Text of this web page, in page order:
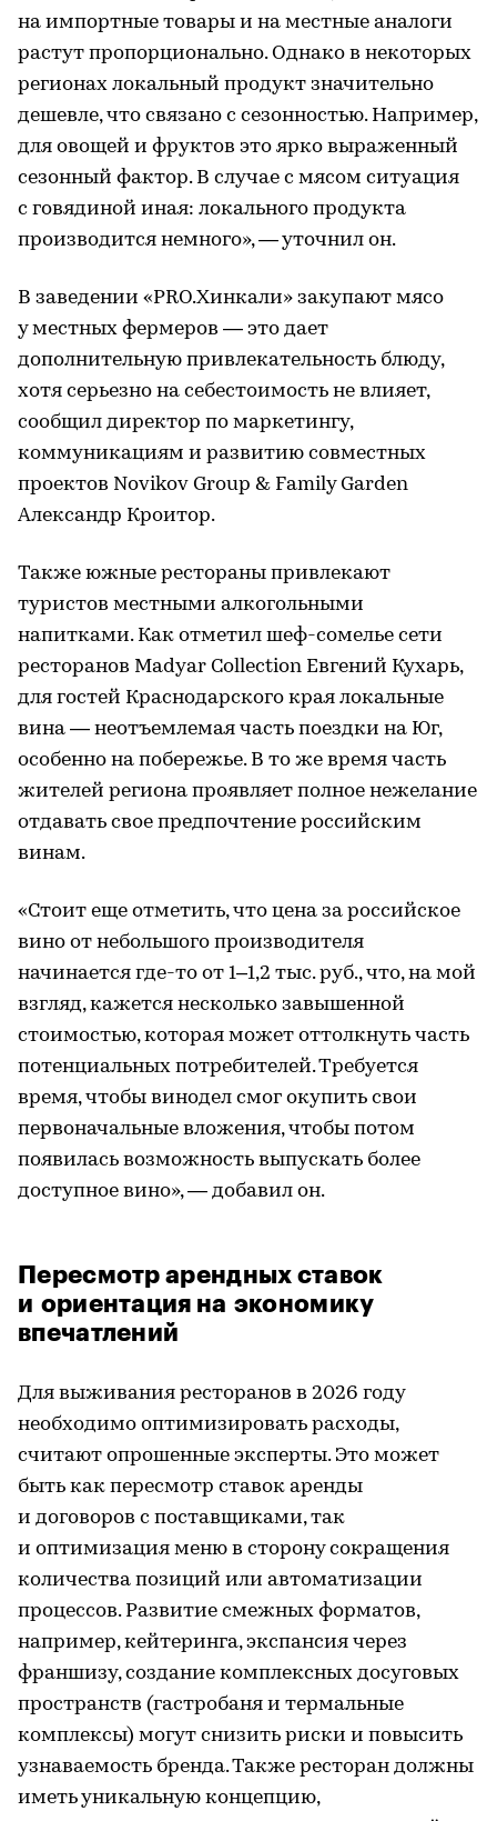
на импортные товары и на местные аналоги
растут пропорционально. Однако в некоторых
регионах локальный продукт значительно
дешевле, что связано с сезонностью. Например,
для овощей и фруктов это ярко выраженный
сезонный фактор. В случае с мясом ситуация
с говядиной иная: локального продукта
производится немного», — уточнил он.
В заведении «PRO.Хинкали» закупают мясо
у местных фермеров — это дает
дополнительную привлекательность блюду,
хотя серьезно на себестоимость не влияет,
сообщил директор по маркетингу,
коммуникациям и развитию совместных
проектов Novikov Group & Family Garden
Александр Кроитор.
Также южные рестораны привлекают
туристов местными алкогольными
напитками. Как отметил шеф-сомелье сети
ресторанов Madyar Collection Евгений Кухарь,
для гостей Краснодарского края локальные
вина — неотъемлемая часть поездки на Юг,
особенно на побережье. В то же время часть
жителей региона проявляет полное нежелание
отдавать свое предпочтение российским
винам.
«Стоит еще отметить, что цена за российское
вино от небольшого производителя
начинается где-то от 1–1,2 тыс. руб., что, на мой
взгляд, кажется несколько завышенной
стоимостью, которая может оттолкнуть часть
потенциальных потребителей. Требуется
время, чтобы винодел смог окупить свои
первоначальные вложения, чтобы потом
появилась возможность выпускать более
доступное вино», — добавил он.
Пересмотр арендных ставок
и ориентация на экономику
впечатлений
Для выживания ресторанов в 2026 году
необходимо оптимизировать расходы,
считают опрошенные эксперты. Это может
быть как пересмотр ставок аренды
и договоров с поставщиками, так
и оптимизация меню в сторону сокращения
количества позиций или автоматизации
процессов. Развитие смежных форматов,
например, кейтеринга, экспансия через
франшизу, создание комплексных досуговых
пространств (гастробаня и термальные
комплексы) могут снизить риски и повысить
узнаваемость бренда. Также ресторан должны
иметь уникальную концепцию,